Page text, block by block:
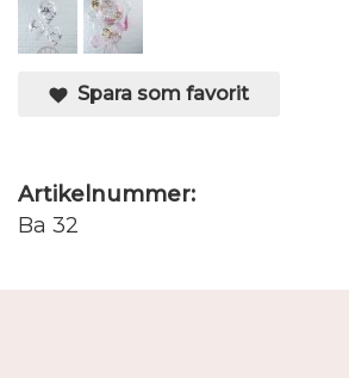
Spara som favorit
Artikelnummer:
Ba 32